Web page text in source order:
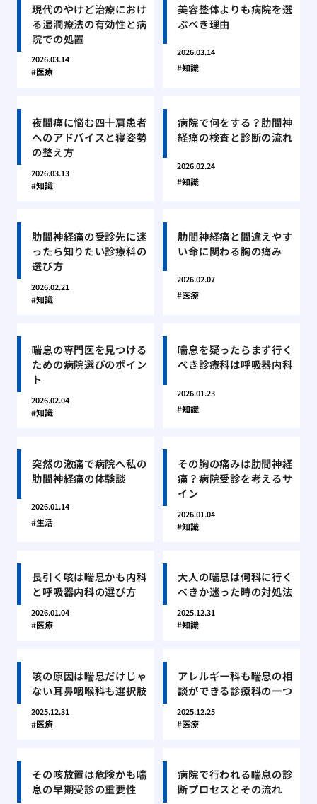
現代のやけど治療におけ
る湿潤療法の有効性と病
院での処置
2026.03.14
医療
美容整体よりも病院を選
ぶべき理由
2026.03.14
知識
夜間痛に悩む四十肩患者
へのアドバイスと寝姿勢
の整え方
2026.03.13
知識
病院で何をする？肋間神
経痛の検査と診断の流れ
2026.02.24
知識
肋間神経痛の受診先に迷
ったら知りたい診療科の
選び方
2026.02.21
知識
肋間神経痛と間違えやす
い命に関わる胸の痛み
2026.02.07
医療
喘息の専門医を見つける
ための病院選びのポイン
ト
2026.02.04
知識
喘息を疑ったらまず行く
べき診療科は呼吸器内科
2026.01.23
知識
突然の激痛で病院へ私の
肋間神経痛の体験談
2026.01.14
生活
その胸の痛みは肋間神経
痛？病院受診を考えるサ
イン
2026.01.04
知識
長引く咳は喘息かも内科
と呼吸器内科の選び方
2026.01.04
医療
大人の喘息は何科に行く
べきか迷った時の対処法
2025.12.31
知識
咳の原因は喘息だけじゃ
ない耳鼻咽喉科も選択肢
2025.12.31
医療
アレルギー科も喘息の相
談ができる診療科の一つ
2025.12.25
医療
その咳放置は危険かも喘
息の早期受診の重要性
病院で行われる喘息の診
断プロセスとその流れ